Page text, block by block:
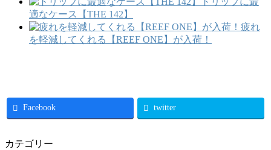
適なケース【THE 142】
疲れ
を軽減してくれる【REEF ONE】が入荷！
Facebook twitter
カテゴリー